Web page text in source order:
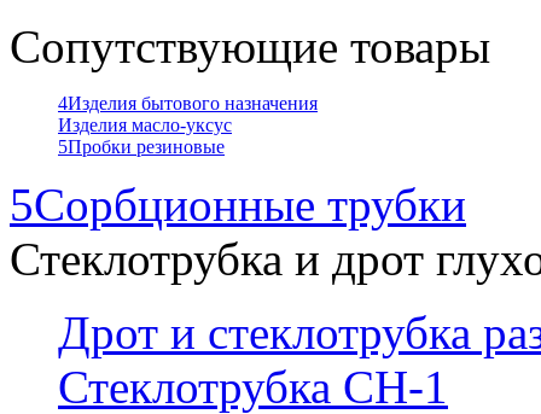
Сопутствующие товары
4Изделия бытового назначения
Изделия масло-уксус
5Пробки резиновые
5Сорбционные трубки
Стеклотрубка и дрот
Дрот и стеклотрубка
Стеклотрубка СН-1